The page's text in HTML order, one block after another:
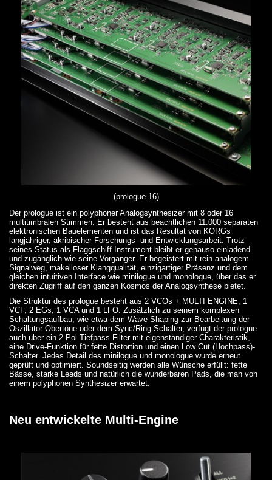
(prologue-16)
Der prologue ist ein polyphoner Analogsynthesizer mit 8 oder 16
multitimbralen Stimmen. Er besteht aus beachtlichen 11.000 separaten
elektronischen Bauelementen und ist das Resultat von KORGs
langjähriger, akribischer Forschungs- und Entwicklungsarbeit. Trotz
seines Status als Flaggschiff-Instrument bleibt er genauso einladend
und zugänglich wie seine Vorgänger. Er begeistert mit rein analogem
Signalweg, makelloser Klangqualität, einzigartiger Präsenz und dem
gleichen intuitiven Interface wie minilogue und monologue, über das er
direkten Zugriff auf den ganzen Kosmos der Analogsynthese bietet.
Die Struktur des prologue besteht aus 2 VCOs + MULTI ENGINE, 1
VCF, 2 EGs, 1 VCA und 1 LFO. Zusätzlich zu seinem komplexen
Schaltungsaufbau, wie etwa dem Wave Shaping zur Bearbeitung der
Oszillator-Obertöne oder dem Sync/Ring-Schalter, verfügt der prologue
auch über ein 2-Pol Tiefpass-Filter mit eigenständiger Charakteristik,
eine Drive-Funktion für fette Distortion und einen Low Cut (Hochpass)-
Schalter. Jedes Detail des minilogue und monologue wurde erneut
geprüft und optimiert. Soundseitig werden alle Wünsche erfüllt: fette
Bässe, starke Leads und natürlich die wunderbaren Pads, die man von
einem polyphonen Synthesizer erwartet.
Neu entwickelte Multi-Engine